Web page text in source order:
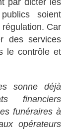
par dicter les
soient
Car
des services
le contrôle et
sonne déjà
financiers
funéraires à
opérateurs